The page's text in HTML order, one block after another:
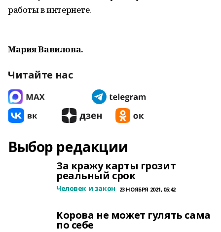
работы в интернете.
Мария Вавилова.
Читайте нас
Выбор редакции
За кражу карты грозит
реальный срок
Человек и закон 23 НОЯБРЯ 2021, 05:42
Корова не может гулять сама
по себе